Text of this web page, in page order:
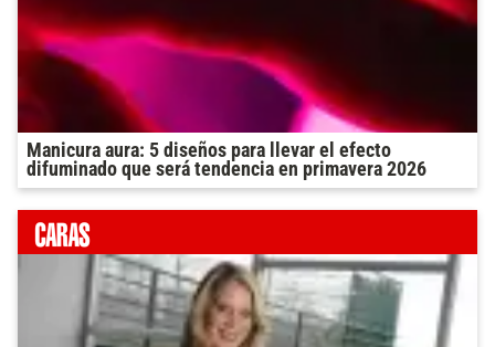
Manicura aura: 5 diseños para llevar el efecto
difuminado que será tendencia en primavera 2026